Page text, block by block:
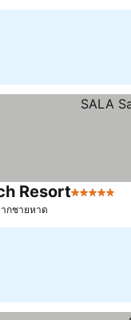
Resort5 ดาว
กชายหาด